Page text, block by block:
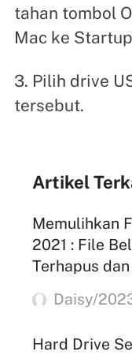
tahan tombol
Mac ke
3. Pilih drive
tersebut.
Artikel
Memulihkan
2021 : File
Terhapus
Daisy/
Hard Drive